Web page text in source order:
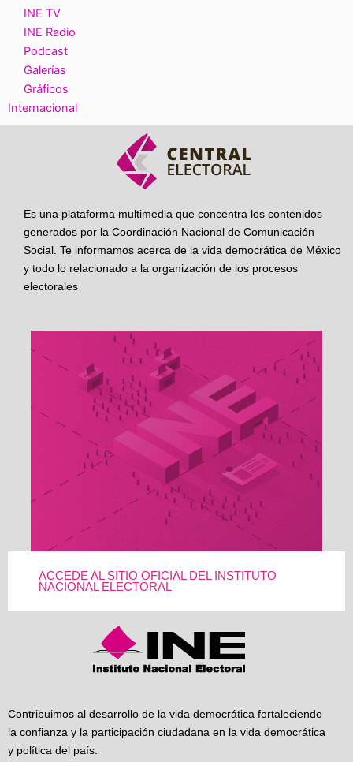
INE TV
INE Radio
Podcast
Galerías
Gráficos
Internacional
Es una plataforma multimedia que concentra los contenidos
generados por la Coordinación Nacional de Comunicación
Social. Te informamos acerca de la vida democrática de México
y todo lo relacionado a la organización de los procesos
electorales
ACCEDE AL SITIO OFICIAL DEL INSTITUTO
NACIONAL ELECTORAL
Contribuimos al desarrollo de la vida democrática fortaleciendo
la confianza y la participación ciudadana en la vida democrática
y política del país.